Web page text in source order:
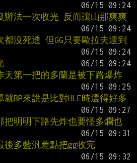
辦法一次收光 反而讓山那爽爽
都沒死透 但GG只要歐拉夫逮到
天第一把的多蘭是被下路爆炸
BP來說是比對HLE時選得好多
把明明下路先炸也要怪多爛也
後多藍汎差點把gg收完